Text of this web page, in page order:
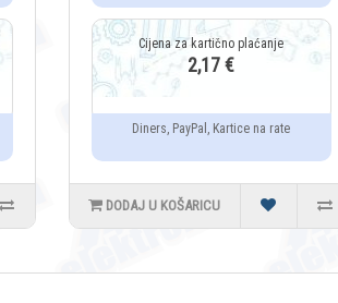
2,17 €
Diners, PayPal, Kartice na rate
DODAJ U KOŠARICU